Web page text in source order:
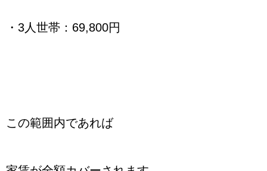
・3人世帯：69,800円
この範囲内であれば